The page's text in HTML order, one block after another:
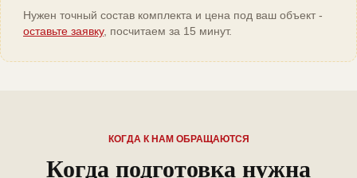
Нужен точный состав комплекта и цена под ваш объект -
оставьте заявку, посчитаем за 15 минут.
КОГДА К НАМ ОБРАЩАЮТСЯ
Когда подготовка нужна